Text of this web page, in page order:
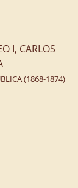
I, CARLOS
(1868-1874)